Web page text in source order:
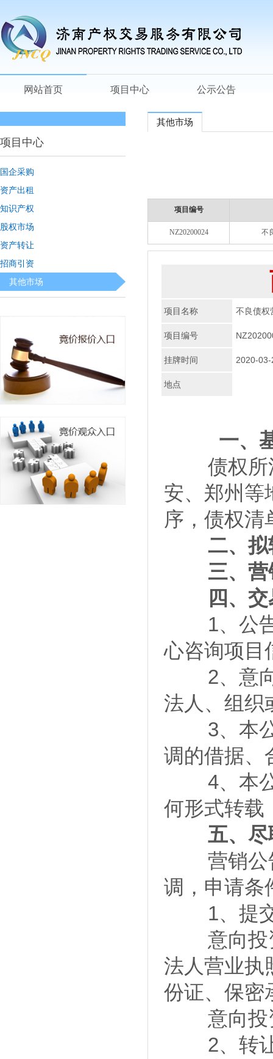
网站首页 项目中心 公示公告
项目中心
国企采购
资产出租
知识产权
股权市场
资产转让
招商引资
其他市场
其他市场
项目编号
NZ20200024 不
项目名称 不良债权
项目编号
挂牌时间 2020-03-
地点
一、
债权
安、郑州等
序，债权清
二、拟
三、营
四、交
1、公告
心咨询项目
2、意向
法人、组织
3、本公
调的借据、
4、本公
何形式转
五、尽
营销公告
调，申请条
1、提交
意向投资
法人营业执
份证、保密
意向投资
2、转让